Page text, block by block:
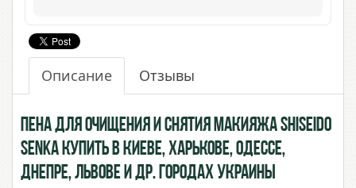
Описание Отзывы
Пена для очищения и снятия макияжа Shiseido
Senka купить в Киеве, Харькове, Одессе,
Днепре, Львове и др. городах Украины